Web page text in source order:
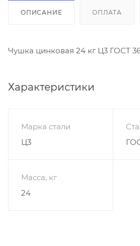
ОПИСАНИЕ ОПЛАТА
Чушка цинковая 24 кг Ц3 ГОСТ
Характеристики
Марка стали
Ц3
Масса, кг
24